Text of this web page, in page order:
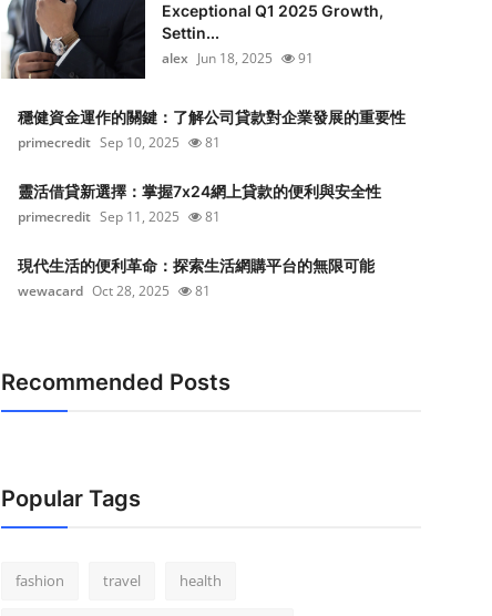
Exceptional Q1 2025 Growth,
Settin...
alex Jun 18, 2025 91
穩健資金運作的關鍵：了解公司貸款對企業發展的重要性
primecredit Sep 10, 2025 81
靈活借貸新選擇：掌握7x24網上貸款的便利與安全性
primecredit Sep 11, 2025 81
現代生活的便利革命：探索生活網購平台的無限可能
wewacard Oct 28, 2025 81
Recommended Posts
Popular Tags
fashion travel health